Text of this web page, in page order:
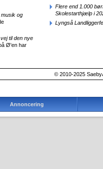
og
til den nye
Ø'en har
Flere end 1.000
Skolestarthjælp i
Lyngså
© 2010-2025
Annoncering